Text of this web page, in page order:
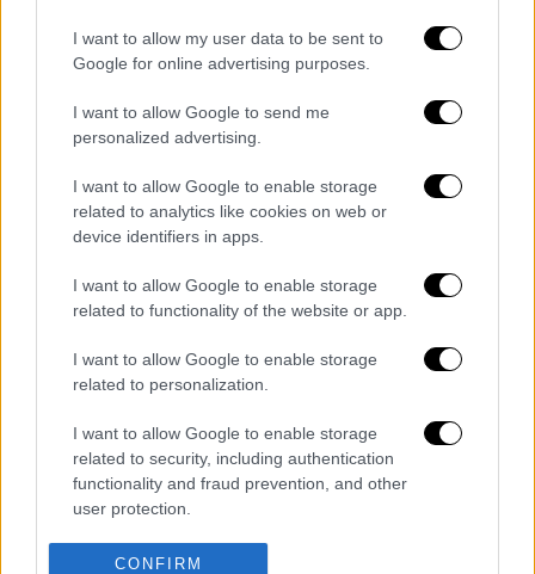
I want to allow my user data to be sent to
Google for online advertising purposes.
I want to allow Google to send me
personalized advertising.
I want to allow Google to enable storage
related to analytics like cookies on web or
device identifiers in apps.
I want to allow Google to enable storage
related to functionality of the website or app.
I want to allow Google to enable storage
related to personalization.
I want to allow Google to enable storage
related to security, including authentication
functionality and fraud prevention, and other
user protection.
CONFIRM
2. Κόβετε κάθε φύλλο κρούστας σε 6
βούτυρο. Τοποθετείτε τα 6 τετράγωνα το
ένα πάνω στο άλλο πασπαλίζοντας ανάμεσα
με τριμμένο κουκουνάρι καιφιστίκια
Αιγίνης. Επαναλαμβάνετε την ίδια
διαδικασία ετοιμάζοντας συνολικά 18
βάσεις (όσα είναι τα φύλλα της
συσκευασίας).
3. Τοποθετείτε τις βάσεις σε βουτυρωμένο
ταψί και τις ψήνετε στο φούρνο 12'-15' μέχρι
να ροδίσουν. Στο μεταξύ χτυπάτε σε ένα
μπολ το φρέσκοτυρί κρέμα για να
αφρατέψει. Προσθέτετε τη ζάχαρη και τη
βανίλια και συνεχίζετε το χτύπημα μέχρις
ότου αναμειχθούν καλά τα υλικά.